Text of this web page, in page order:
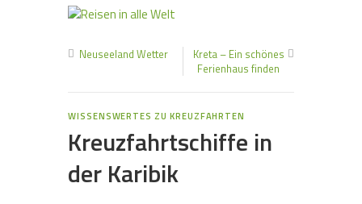
Neuseeland Wetter
Kreta – Ein schönes
Ferienhaus finden
WISSENSWERTES ZU KREUZFAHRTEN
Kreuzfahrtschiffe in
der Karibik